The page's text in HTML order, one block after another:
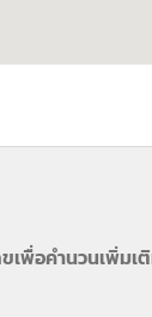
เพื่อคำนวนเพิ่มเ